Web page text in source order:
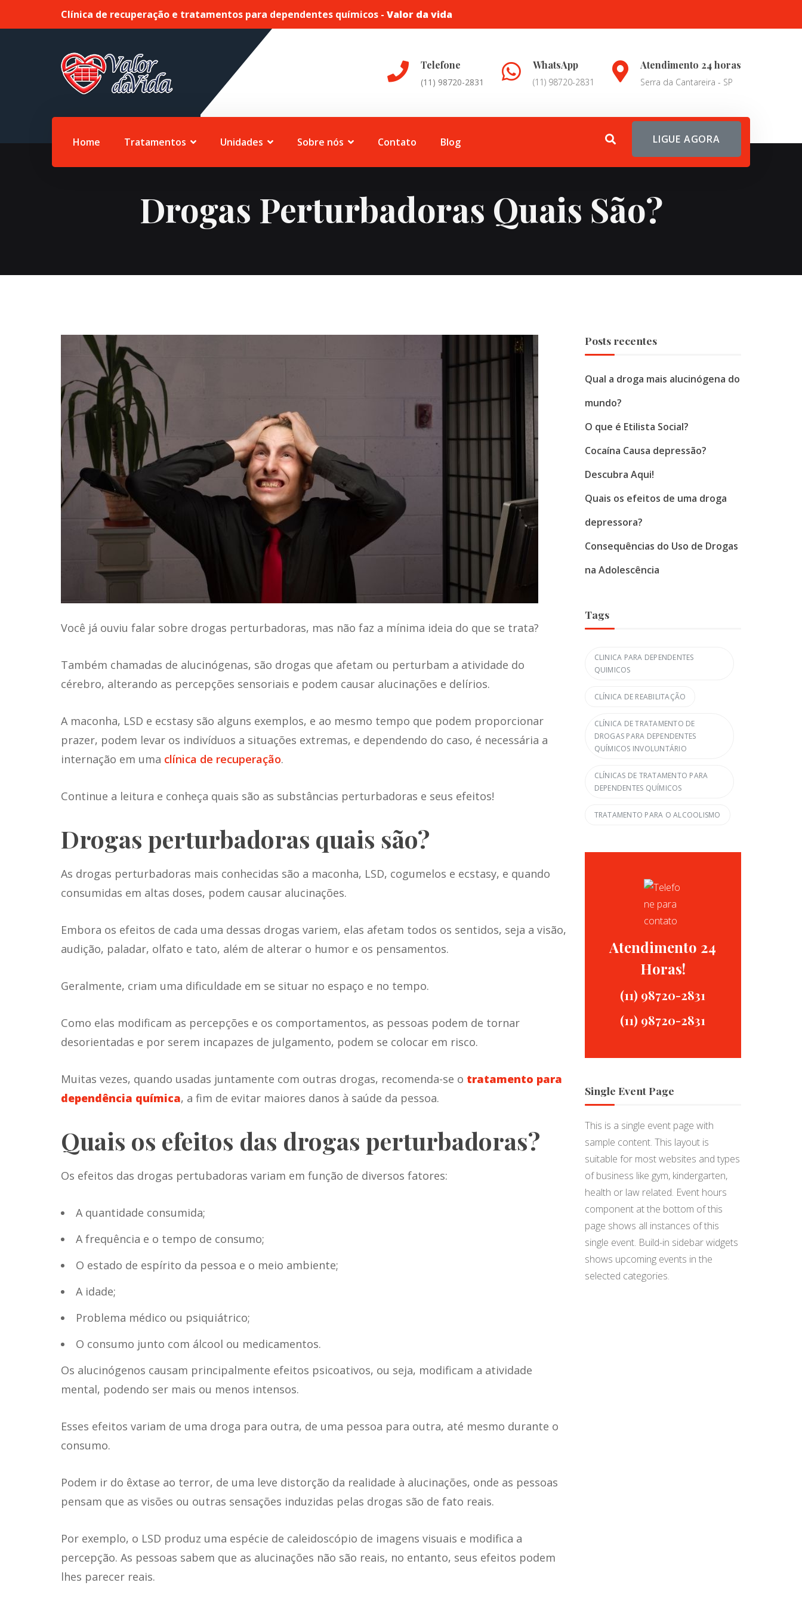
Clínica de recuperação e tratamentos para dependentes químicos - Valor da vida
Telefone
(11) 98720-2831
WhatsApp
(11) 98720-2831
Atendimento 24 horas
Serra da Cantareira - SP
Home Tratamentos Unidades Sobre nós Contato Blog LIGUE AGORA
Drogas Perturbadoras Quais São?
Você já ouviu falar sobre drogas perturbadoras, mas não faz a mínima ideia do que se trata?
Também chamadas de alucinógenas, são drogas que afetam ou perturbam a atividade do
cérebro, alterando as percepções sensoriais e podem causar alucinações e delírios.
A maconha, LSD e ecstasy são alguns exemplos, e ao mesmo tempo que podem proporcionar
prazer, podem levar os indivíduos a situações extremas, e dependendo do caso, é necessária a
internação em uma clínica de recuperação.
Continue a leitura e conheça quais são as substâncias perturbadoras e seus efeitos!
Drogas perturbadoras quais são?
As drogas perturbadoras mais conhecidas são a maconha, LSD, cogumelos e ecstasy, e quando
consumidas em altas doses, podem causar alucinações.
Embora os efeitos de cada uma dessas drogas variem, elas afetam todos os sentidos, seja a visão,
audição, paladar, olfato e tato, além de alterar o humor e os pensamentos.
Geralmente, criam uma dificuldade em se situar no espaço e no tempo.
Como elas modificam as percepções e os comportamentos, as pessoas podem de tornar
desorientadas e por serem incapazes de julgamento, podem se colocar em risco.
Muitas vezes, quando usadas juntamente com outras drogas, recomenda-se o tratamento para
dependência química, a fim de evitar maiores danos à saúde da pessoa.
Quais os efeitos das drogas perturbadoras?
Os efeitos das drogas pertubadoras variam em função de diversos fatores:
A quantidade consumida;
A frequência e o tempo de consumo;
O estado de espírito da pessoa e o meio ambiente;
A idade;
Problema médico ou psiquiátrico;
O consumo junto com álcool ou medicamentos.
Os alucinógenos causam principalmente efeitos psicoativos, ou seja, modificam a atividade
mental, podendo ser mais ou menos intensos.
Esses efeitos variam de uma droga para outra, de uma pessoa para outra, até mesmo durante o
consumo.
Podem ir do êxtase ao terror, de uma leve distorção da realidade à alucinações, onde as pessoas
pensam que as visões ou outras sensações induzidas pelas drogas são de fato reais.
Por exemplo, o LSD produz uma espécie de caleidoscópio de imagens visuais e modifica a
percepção. As pessoas sabem que as alucinações não são reais, no entanto, seus efeitos podem
lhes parecer reais.
Posts recentes
Qual a droga mais alucinógena do
mundo?
O que é Etilista Social?
Cocaína Causa depressão?
Descubra Aqui!
Quais os efeitos de uma droga
depressora?
Consequências do Uso de Drogas
na Adolescência
Tags
CLINICA PARA DEPENDENTES
QUIMICOS
CLÍNICA DE REABILITAÇÃO
CLÍNICA DE TRATAMENTO DE
DROGAS PARA DEPENDENTES
QUÍMICOS INVOLUNTÁRIO
CLÍNICAS DE TRATAMENTO PARA
DEPENDENTES QUÍMICOS
TRATAMENTO PARA O ALCOOLISMO
Atendimento 24
Horas!
(11) 98720-2831
(11) 98720-2831
Single Event Page
This is a single event page with
sample content. This layout is
suitable for most websites and types
of business like gym, kindergarten,
health or law related. Event hours
component at the bottom of this
page shows all instances of this
single event. Build-in sidebar widgets
shows upcoming events in the
selected categories.